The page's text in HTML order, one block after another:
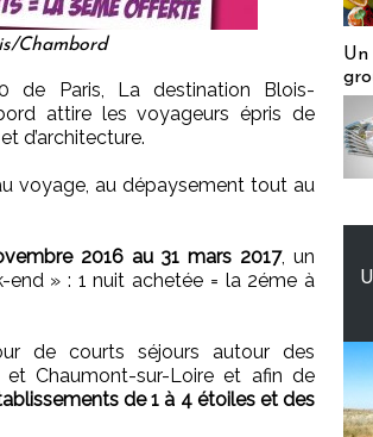
Chambord
de Paris, La destination Blois-
attire les voyageurs épris de
d’architecture.
voyage, au dépaysement tout au
2016 au 31 mars 2017, un
» : 1 nuit achetée = la 2éme à
de courts séjours autour des
et Chaumont-sur-Loire et afin de
de 1 à 4 étoiles et des
Un